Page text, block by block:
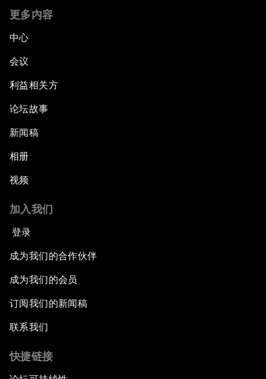
更多内容
中心
会议
利益相关方
论坛故事
新闻稿
相册
视频
加入我们
登录
成为我们的合作伙伴
成为我们的会员
订阅我们的新闻稿
联系我们
快捷链接